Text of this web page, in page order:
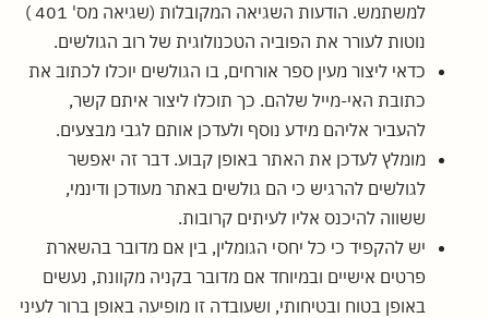
למשתמש. הודעות השגיאה המקובלות (שגיאה מס' 401 )
נוטות לעורר את הפוביה הטכנולוגית של רוב הגולשים.
כדאי ליצור מעין ספר אורחים, בו הגולשים יוכלו לכתוב את
כתובת האי-מייל שלהם. כך תוכלו ליצור איתם קשר,
להעביר אליהם מידע נוסף ולעדכן אותם לגבי מבצעים.
מומלץ לעדכן את האתר באופן קבוע. דבר זה יאפשר
לגולשים להרגיש כי הם גולשים באתר מעודכן ודינמי,
ששווה להיכנס אליו לעיתים קרובות.
יש להקפיד כי כל יחסי הגומלין, בין אם מדובר בהשארת
פרטים אישיים ובמיוחד אם מדובר בקניה מקוונת, נעשים
באופן בטוח ובטיחותי, ושעובדה זו מופיעה באופן ברור לעיני